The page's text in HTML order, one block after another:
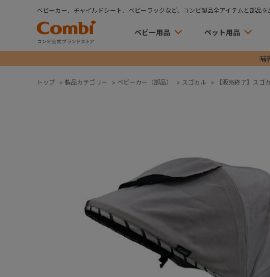
ベビーカー、チャイルドシート、ベビーラックなど、コンビ製品全アイテムと部品を
ベビー用品 ペット用品
哺
トップ > 製品カテゴリー > ベビーカー（部品） > スゴカル > 【販売終了】ス